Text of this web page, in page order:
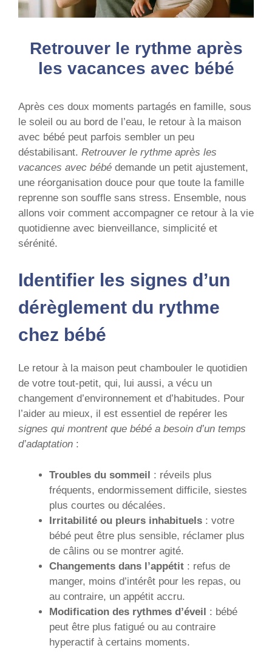
Retrouver le rythme après
les vacances avec bébé
Après ces doux moments partagés en famille, sous
le soleil ou au bord de l’eau, le retour à la maison
avec bébé peut parfois sembler un peu
déstabilisant. Retrouver le rythme après les
vacances avec bébé demande un petit ajustement,
une réorganisation douce pour que toute la famille
reprenne son souffle sans stress. Ensemble, nous
allons voir comment accompagner ce retour à la vie
quotidienne avec bienveillance, simplicité et
sérénité.
Identifier les signes d’un
dérèglement du rythme
chez bébé
Le retour à la maison peut chambouler le quotidien
de votre tout-petit, qui, lui aussi, a vécu un
changement d’environnement et d’habitudes. Pour
l’aider au mieux, il est essentiel de repérer les
signes qui montrent que bébé a besoin d’un temps
d’adaptation :
Troubles du sommeil : réveils plus
fréquents, endormissement difficile, siestes
plus courtes ou décalées.
Irritabilité ou pleurs inhabituels : votre
bébé peut être plus sensible, réclamer plus
de câlins ou se montrer agité.
Changements dans l’appétit : refus de
manger, moins d’intérêt pour les repas, ou
au contraire, un appétit accru.
Modification des rythmes d’éveil : bébé
peut être plus fatigué ou au contraire
hyperactif à certains moments.